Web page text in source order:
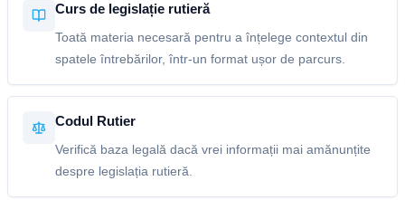
Curs de legislație rutieră
Toată materia necesară pentru a înțelege contextul din
spatele întrebărilor, într-un format ușor de parcurs.
Codul Rutier
Verifică baza legală dacă vrei informații mai amănunțite
despre legislația rutieră.